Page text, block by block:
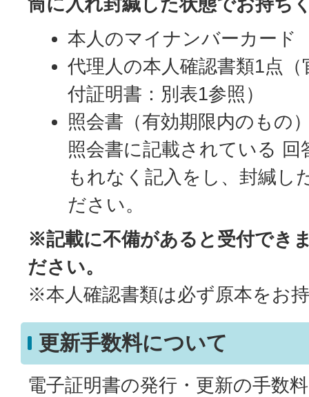
本人のマイナンバーカード
代理人の本人確認書類1点
付証明書：別表1参照）
照会書（有効期限内のもの
照会書に記載されている 回
もれなく記入をし、封緘し
ださい。
※記載に不備があると受付でき
ださい。
※本人確認書類は必ず原本をお
更新手数料について
電子証明書の発行・更新の手数